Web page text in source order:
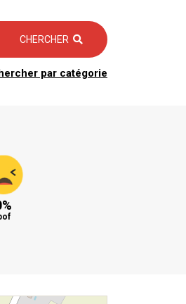
CHERCHER
par catégorie